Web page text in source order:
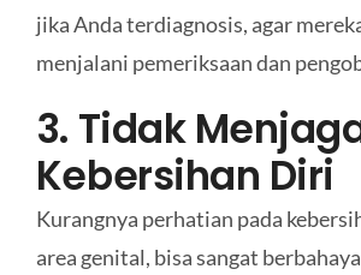
jika Anda terdiagnosis, agar
menjalani pemeriksaan dan
3. Tidak
Kebersihan Diri
Kurangnya perhatian pada
area genital, bisa sangat